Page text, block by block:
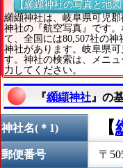
【纐纈神社の写真と地
纐纈神社は、岐阜県可児
神社の『航空写真』です
て、全国には80,507社の
神社があります。岐阜県
す。神社の検索は、メニ
力してください。
『纐纈神社 』の
神社名(＊1) 【
郵便番号 〒